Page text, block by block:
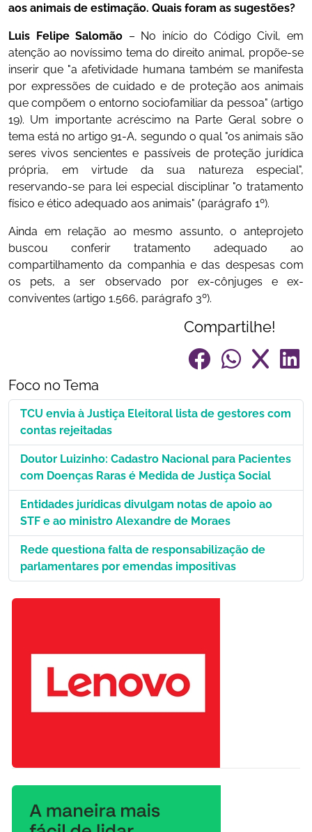
aos animais de estimação. Quais foram as sugestões?
Luis Felipe Salomão – No início do Código Civil, em
atenção ao novíssimo tema do direito animal, propõe-se
inserir que "a afetividade humana também se manifesta
por expressões de cuidado e de proteção aos animais
que compõem o entorno sociofamiliar da pessoa" (artigo
19). Um importante acréscimo na Parte Geral sobre o
tema está no artigo 91-A, segundo o qual "os animais são
seres vivos sencientes e passíveis de proteção jurídica
própria, em virtude da sua natureza especial",
reservando-se para lei especial disciplinar "o tratamento
físico e ético adequado aos animais" (parágrafo 1º).
Ainda em relação ao mesmo assunto, o anteprojeto
buscou conferir tratamento adequado ao
compartilhamento da companhia e das despesas com
os pets, a ser observado por ex-cônjuges e ex-
conviventes (artigo 1.566, parágrafo 3º).
Compartilhe!
Foco no Tema
TCU envia à Justiça Eleitoral lista de gestores com
contas rejeitadas
Doutor Luizinho: Cadastro Nacional para Pacientes
com Doenças Raras é Medida de Justiça Social
Entidades jurídicas divulgam notas de apoio ao
STF e ao ministro Alexandre de Moraes
Rede questiona falta de responsabilização de
parlamentares por emendas impositivas